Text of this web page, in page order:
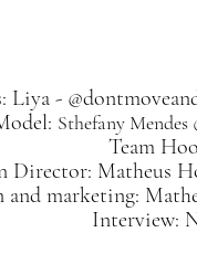
Liya -
Sthefany Mendes
Team
Director: Matheus
and marketing:
Interview: